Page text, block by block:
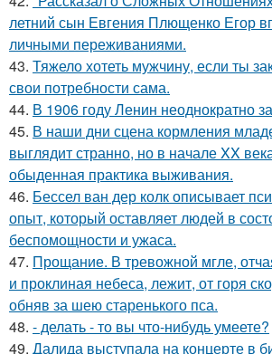
летний сын Евгения Плющенко Егор
личными переживаниями.
43. Тяжело хотеть мужчину, если ты
свои потребности сама.
44. В 1906 году Ленин неоднократно
45. В наши дни сцена кормления
выглядит странно, но в начале XX
обыденная практика выживания.
46. Бессел ван дер колк описывает
опыт, который оставляет людей в
беспомощности и ужаса.
47. Прощание. В тревожной мгле,
и проклиная небеса, лежит, от горя
обняв за шею старенького пса.
48. - делать - то вы что-нибудь умеете?
49. Далида выступала на концерте в